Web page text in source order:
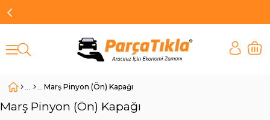
Marş Pinyon (Ön) Kapağı
Marş Pinyon (Ön) Kapağı